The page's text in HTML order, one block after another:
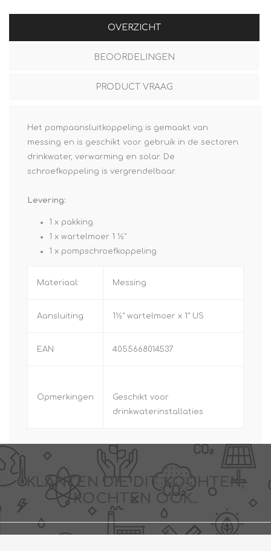
OVERZICHT
BEOORDELINGEN
PRODUCT VRAAG
Het pompaansluitkoppeling is gemaakt van
messing en is geschikt voor gebruik in de sectoren
drinkwater, verwarming en solar. De
schroefkoppeling is vergrendelbaar.
Levering:
1 x pakking
1 x wartelmoer 1 ½"
1 x pompschroefkoppeling
Materiaal: Messing
Aansluiting: 1½" wartelmoer x 1" US
EAN 4055668014537
Opmerkingen
Geschikt voor
drinkwaterinstallaties
KLANTEN DIE DIT KOCHTEN,
KOCHTEN OOK..